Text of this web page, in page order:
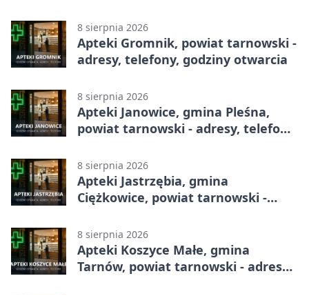
8 sierpnia 2026
Apteki Gromnik, powiat tarnowski -
adresy, telefony, godziny otwarcia
8 sierpnia 2026
Apteki Janowice, gmina Pleśna,
powiat tarnowski - adresy, telefony,
8 sierpnia 2026
Apteki Jastrzębia, gmina
Ciężkowice, powiat tarnowski -
8 sierpnia 2026
Apteki Koszyce Małe, gmina
Tarnów, powiat tarnowski - adresy,